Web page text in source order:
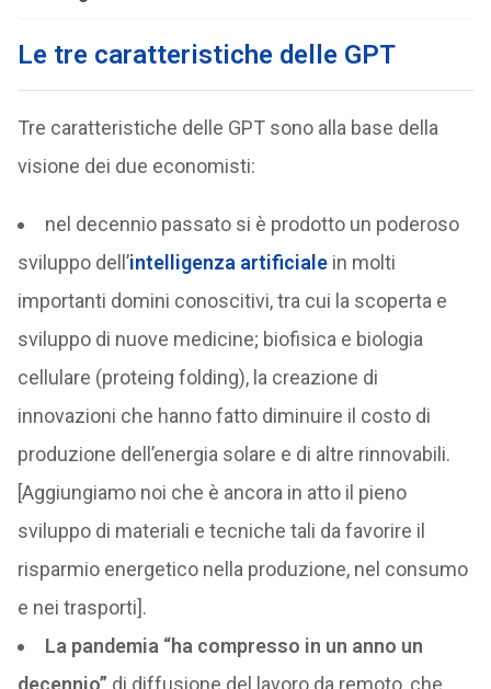
Le tre caratteristiche delle GPT
Tre caratteristiche delle GPT sono alla base della
visione dei due economisti:
nel decennio passato si è prodotto un poderoso
sviluppo dell’intelligenza artificialein molti
importanti domini conoscitivi, tra cui la scoperta e
sviluppo di nuove medicine; biofisica e biologia
cellulare (proteing folding), la creazione di
innovazioni che hanno fatto diminuire il costo di
produzione dell’energia solare e di altre rinnovabili.
[Aggiungiamo noi che è ancora in atto il pieno
sviluppo di materiali e tecniche tali da favorire il
risparmio energetico nella produzione, nel consumo
e nei trasporti].
La pandemia “ha compresso in un anno un
decennio” di diffusione del lavoro da remoto, che